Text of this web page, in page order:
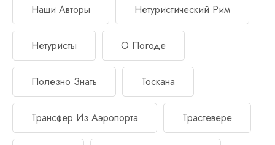
Наши Авторы Нетуристический Рим
Нетуристы О Погоде
Полезно Знать Тоскана
Трансфер Из Аэропорта Трастевере